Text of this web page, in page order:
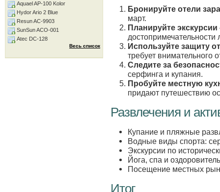
Бронируйте отели
март.
Планируйте экскурсии
Используйте защиту
требует внимательного
Следите за
серфинга и купания.
Пробуйте местную
придают путешествию
Развлечения и
Купание и пляжные
Водные виды спорта:
Экскурсии по
Йога, спа и
Посещение местных
Итог
Aquael AP-100 Kolor
Hydor Ario 2 Blue
Resun AC-9903
SunSun ACO-001
Atec DC-128
Весь список